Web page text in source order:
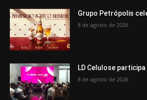
Grupo Petrópolis
8 de agosto de 2026
LD Celulose participa
8 de agosto de 2026